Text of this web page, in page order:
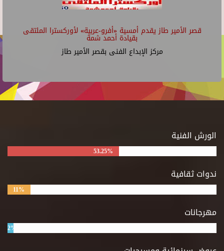
قصر الأمير طاز يقدم أمسية «أفرو-عربية» لأوركسترا الملتقى
بقيادة أحمد شمة
مركز الإبداع الفنى بقصر الأمير طاز
الورش الفنية
53.25%
ندوات ثقافية
11%
مهرجانات
2%